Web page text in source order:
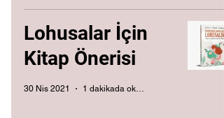
Lohusalar İçin
Kitap Önerisi
30 Nis 2021 1 dakikada okunur